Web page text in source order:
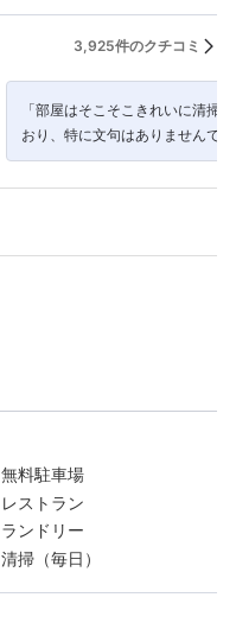
3,925件のクチコミ
「部屋はそこそこきれいに清掃
おり、特に文句はありませんでし
た。」
無料駐車場
レストラン
ランドリー
清掃（毎日）